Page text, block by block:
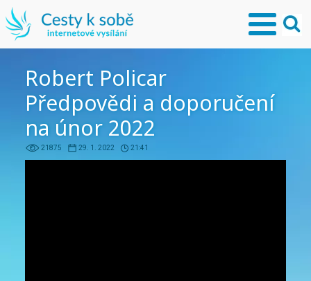
Robert Policar
Předpovědi a doporučení
na únor 2022
21875 29. 1. 2022 21:41